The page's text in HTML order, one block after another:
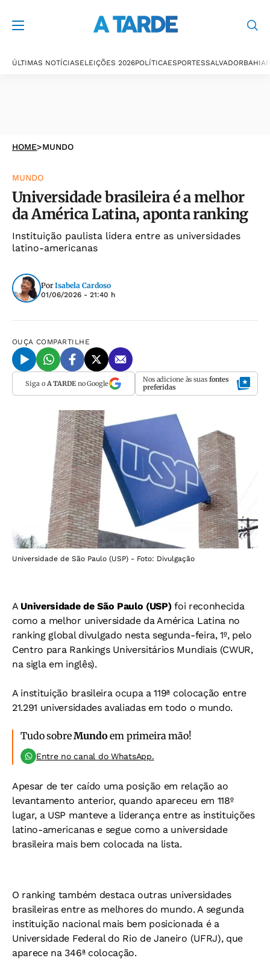
ÚLTIMAS NOTÍCIASELEIÇÕES 2026POLÍTICAESPORTESSALVADORBAHIA
HOME>MUNDO
MUNDO
Universidade brasileira é a melhor
da América Latina, aponta ranking
Instituição paulista lidera entre as universidades
latino-americanas
Por Isabela Cardoso
01/06/2026 - 21:40 h
OUÇA COMPARTILHE
Siga o A TARDEno Google Nos adicione às suas fontes
preferidas
Universidade de São Paulo (USP) - Foto: Divulgação
A Universidade de São Paulo (USP)foi reconhecida
como a melhor universidade da América Latina no
ranking global divulgado nesta segunda-feira, 1º, pelo
Centro para Rankings Universitários Mundiais (CWUR,
na sigla em inglês).
A instituição brasileira ocupa a 119ª colocação entre
21.291 universidades avaliadas em todo o mundo.
Tudo sobreMundo em primeira mão!
Entre no canal do WhatsApp.
Apesar de ter caído uma posição em relação ao
levantamento anterior, quando apareceu em 118º
lugar, a USP manteve a liderança entre as instituições
latino-americanas e segue como a universidade
brasileira mais bem colocada na lista.
O ranking também destaca outras universidades
brasileiras entre as melhores do mundo. A segunda
instituição nacional mais bem posicionada é a
Universidade Federal do Rio de Janeiro (UFRJ), que
aparece na 346ª colocação.